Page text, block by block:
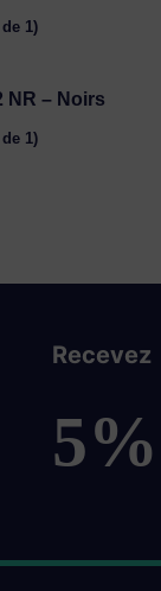
1)
NR – Noirs
1)
Recevez
5%